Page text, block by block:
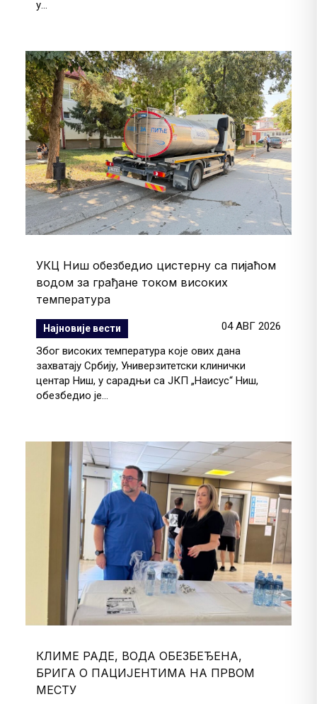
у...
УКЦ Ниш обезбедио цистерну са пијаћом
водом за грађане током високих
температура
Најновије вести
04 АВГ 2026
Због високих температура које ових дана
захватају Србију, Универзитетски клинички
центар Ниш, у сарадњи са ЈКП „Наисус“ Ниш,
обезбедио је...
КЛИМЕ РАДЕ, ВОДА ОБЕЗБЕЂЕНА,
БРИГА О ПАЦИЈЕНТИМА НА ПРВОМ
МЕСТУ